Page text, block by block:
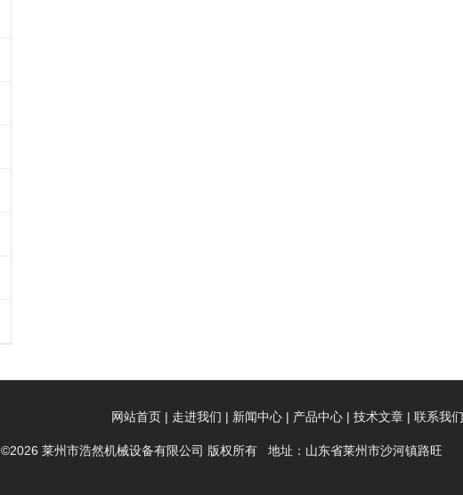
网站首页 | 走进我们 | 新闻中心 | 产品中心 | 技术文章 | 联系我们
©2026 莱州市浩然机械设备有限公司 版权所有 地址：山东省莱州市沙河镇路旺